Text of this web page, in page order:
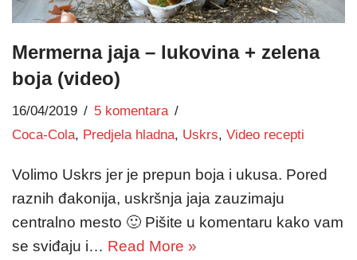
Mermerna jaja – lukovina + zelena
boja (video)
16/04/2019
5 komentara
Coca-Cola, Predjela hladna, Uskrs, Video recepti
Volimo Uskrs jer je prepun boja i ukusa. Pored
raznih đakonija, uskršnja jaja zauzimaju
centralno mesto 🙂 Pišite u komentaru kako vam
se sviđaju i… Read More »